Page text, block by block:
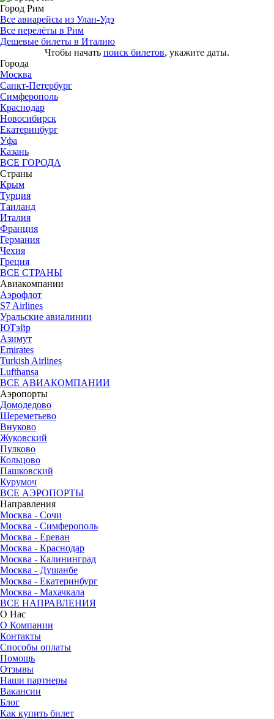
Город Рим
Все авиарейсы из Улан-Удэ
Все перелёты в Рим
Дешевые билеты в Италию
Чтобы начать поиск билетов, укажите даты.
Города
Москва
Санкт-Петербург
Симферополь
Краснодар
Новосибирск
Екатеринбург
Уфа
Казань
ВСЕ ГОРОДА
Страны
Крым
Турция
Таиланд
Италия
Франция
Германия
Чехия
Греция
ВСЕ СТРАНЫ
Авиакомпании
Аэрофлот
S7 Airlines
Уральские авиалинии
ЮТэйр
Азимут
Emirates
Turkish Airlines
Lufthansa
ВСЕ АВИАКОМПАНИИ
Аэропорты
Домодедово
Шереметьево
Внуково
Жуковский
Пулково
Кольцово
Пашковский
Курумоч
ВСЕ АЭРОПОРТЫ
Направления
Москва - Сочи
Москва - Симферополь
Москва - Ереван
Москва - Краснодар
Москва - Калининград
Москва - Душанбе
Москва - Екатеринбург
Москва - Махачкала
ВСЕ НАПРАВЛЕНИЯ
О Нас
О Компании
Контакты
Способы оплаты
Помощь
Отзывы
Наши партнеры
Вакансии
Блог
Как купить билет